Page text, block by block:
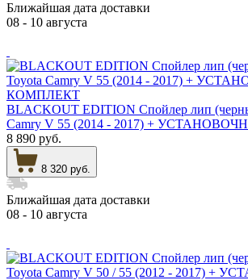
Ближайшая дата доставки
08 - 10 августа
BLACKOUT EDITION Спойлер лип
Camry V 55 (2014 - 2017) +
8 890 руб.
8 320 руб.
Ближайшая дата доставки
08 - 10 августа